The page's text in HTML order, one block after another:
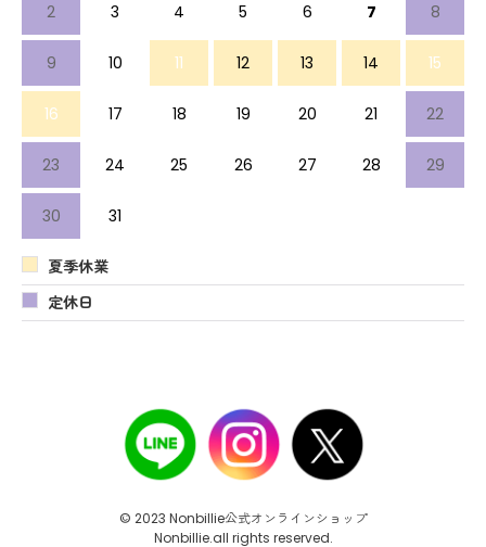
2 3 4 5 6 7 8
9 10 11 12 13 14 15
16 17 18 19 20 21 22
23 24 25 26 27 28 29
30 31
夏季休業
定休日
© 2023 Nonbillie公式オンラインショップ
Nonbillie.all rights reserved.